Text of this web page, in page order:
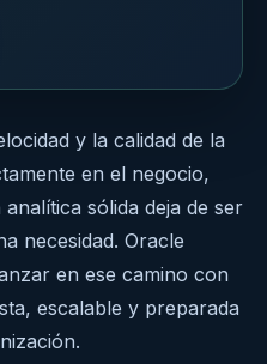
y la calidad de la
en el negocio,
sólida deja de ser
necesidad. Oracle
en ese camino con
escalable y preparada